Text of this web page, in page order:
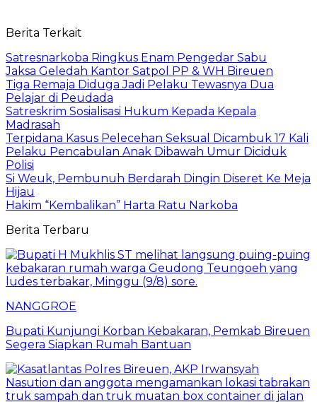
Berita Terkait
Satresnarkoba Ringkus Enam Pengedar Sabu
Jaksa Geledah Kantor Satpol PP & WH Bireuen
Tiga Remaja Diduga Jadi Pelaku Tewasnya Dua
Pelajar di Peudada
Satreskrim Sosialisasi Hukum Kepada Kepala
Madrasah
Terpidana Kasus Pelecehan Seksual Dicambuk 17 Kali
Pelaku Pencabulan Anak Dibawah Umur Diciduk
Polisi
Si Weuk, Pembunuh Berdarah Dingin Diseret Ke Meja
Hijau
Hakim “Kembalikan” Harta Ratu Narkoba
Berita Terbaru
NANGGROE
Bupati Kunjungi Korban Kebakaran, Pemkab Bireuen
Segera Siapkan Rumah Bantuan